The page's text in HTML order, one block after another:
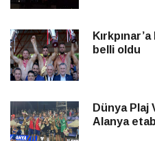
belli oldu
Dünya Plaj
Alanya